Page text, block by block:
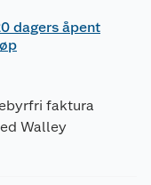
dagers åpent
faktura
Walley